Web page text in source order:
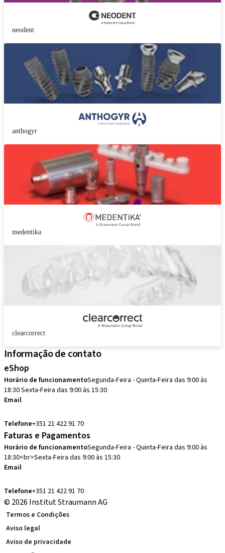
neodent
anthogyr
medentika
clearcorrect
Informação de contato
eShop
Horário de funcionamentoSegunda-Feira - Quinta-Feira das 9:00 às
18:30 Sexta-Feira das 9:00 às 15:30
Email
Telefone+351 21 422 91 70
Faturas e Pagamentos
Horário de funcionamentoSegunda-Feira - Quinta-Feira das 9:00 às
18:30<br>Sexta-Feira das 9:00 às 15:30
Email
Telefone+351 21 422 91 70
© 2026 Institut Straumann AG
Termos e Condições
Aviso legal
Aviso de privacidade